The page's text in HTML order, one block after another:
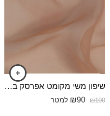
שיפון משי מקומט אפרסק בהיר
₪100
₪90 למטר